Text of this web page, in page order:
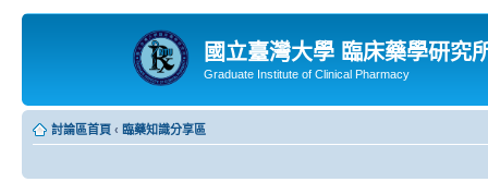
國立臺灣大學 臨床藥學研究
Graduate Institute of Clinical Pharmacy
討論區首頁 ‹ 臨藥知識分享區